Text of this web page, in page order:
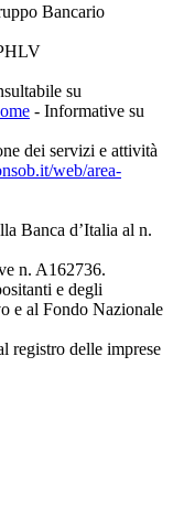
Bancario
su
- Informative su
dei servizi e attività
web/area-
Banca d’Italia al n.
n. A162736.
e degli
e al Fondo Nazionale
registro delle imprese